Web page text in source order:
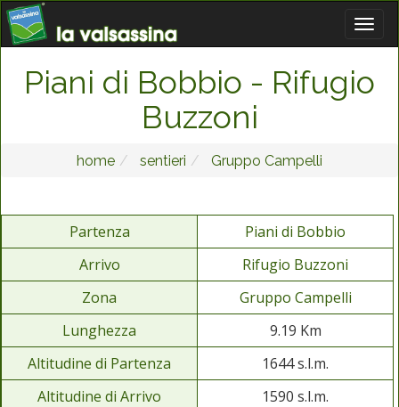
Piani di Bobbio - Rifugio
Buzzoni
home sentieri Gruppo Campelli
Partenza
Piani di Bobbio
Arrivo
Rifugio Buzzoni
Zona
Gruppo Campelli
Lunghezza
9.19 Km
Altitudine di Partenza
1644 s.l.m.
Altitudine di Arrivo
1590 s.l.m.